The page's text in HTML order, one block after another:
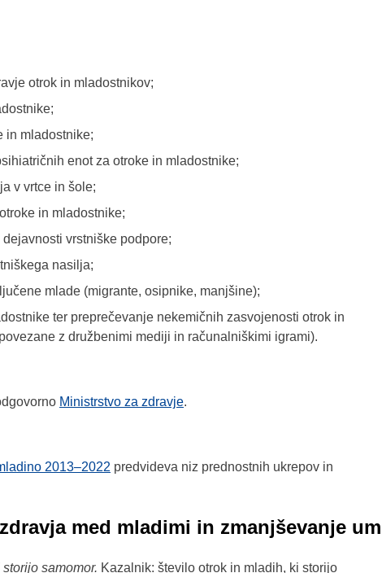
otrok in mladostnikov;
in mladostnike;
enot za otroke in mladostnike;
v vrtce in šole;
in mladostnike;
vrstniške podpore;
nasilja;
mlade (migrante, osipnike, manjšine);
ter preprečevanje nekemičnih zasvojenosti otrok in
z družbenimi mediji in računalniškimi igrami).
Ministrstvo za zdravje.
2013–2022 predvideva niz prednostnih ukrepov in
med mladimi in zmanjševanje
samomor. Kazalnik: število otrok in mladih, ki storijo